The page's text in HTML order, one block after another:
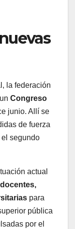
la federación
Congreso
junio. Allí se
de fuerza
segundo
actual
docentes,
para
pública
por el